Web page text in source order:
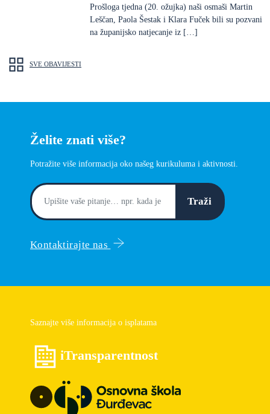
Prošloga tjedna (20. ožujka) naši osmaši Martin
Leščan, Paola Šestak i Klara Fuček bili su pozvani
na županijsko natjecanje iz […]
SVE OBAVIJESTI
Želite znati više?
Potražite više informacija oko našeg kurikuluma i aktivnosti.
Traži
Kontaktirajte nas
Saznajte više informacija o isplatama
iTransparentnost